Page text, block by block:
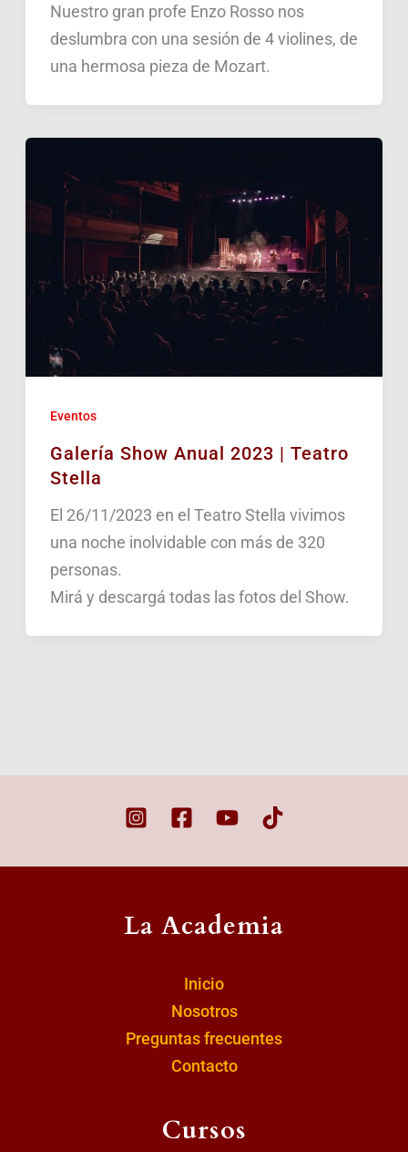
Nuestro gran profe Enzo Rosso nos
deslumbra con una sesión de 4 violines, de
una hermosa pieza de Mozart.
Eventos
Galería Show Anual 2023 | Teatro
Stella
El 26/11/2023 en el Teatro Stella vivimos
una noche inolvidable con más de 320
personas.
Mirá y descargá todas las fotos del Show.
La Academia
Inicio
Nosotros
Preguntas frecuentes
Contacto
Cursos